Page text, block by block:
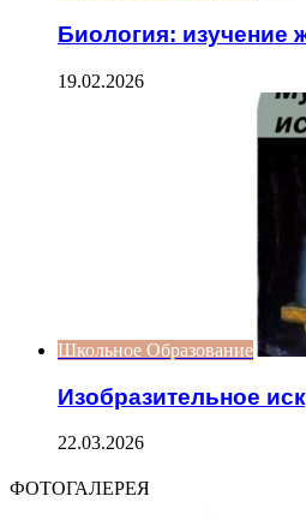
Биология: изучение
19.02.2026
Школьное Образование
Изобразительное
22.03.2026
ФОТОГАЛЕРЕЯ